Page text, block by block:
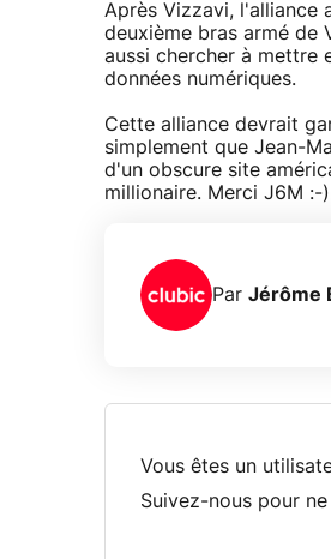
Après Vizzavi, l'alliance
deuxième bras armé de
aussi chercher à mettre
données numériques.
Cette alliance devrait
simplement que Jean-
d'un obscure site
millionaire. Merci J6M :-)
Par Jérôme
Vous êtes un
Suivez-nous pour